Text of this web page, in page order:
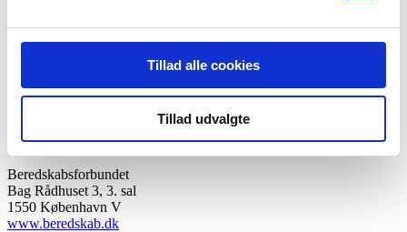
Tillad alle cookies
Tillad udvalgte
Beredskabsforbundet
Bag Rådhuset 3, 3. sal
1550 København V
www.beredskab.dk